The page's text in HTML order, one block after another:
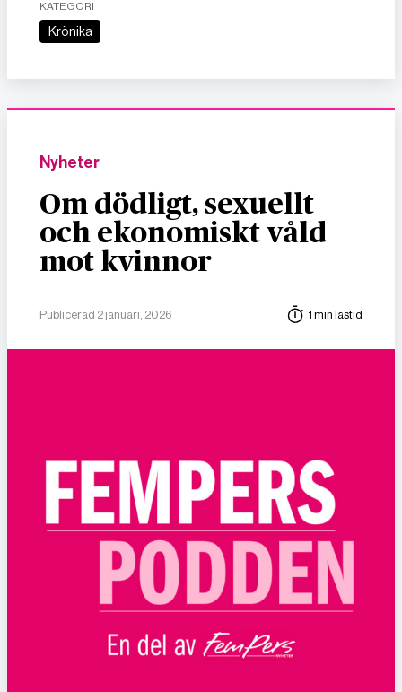
KATEGORI
Krönika
Nyheter
Om dödligt, sexuellt
och ekonomiskt våld
mot kvinnor
Publicerad 2 januari, 2026 1 min lästid